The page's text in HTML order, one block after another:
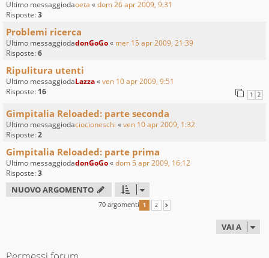
Ultimo messaggiodaoeta «dom 26 apr 2009, 9:31
Risposte:3
Problemi ricerca
Ultimo messaggiodadonGoGo« mer 15 apr 2009, 21:39
Risposte:6
Ripulitura utenti
Ultimo messaggiodaLazza«ven 10 apr 2009, 9:51
Risposte: 16 1 2
Gimpitalia Reloaded: parte seconda
Ultimo messaggiodaciocioneschi «ven 10 apr 2009, 1:32
Risposte:2
Gimpitalia Reloaded: parte prima
Ultimo messaggiodadonGoGo«dom 5 apr 2009, 16:12
Risposte:3
NUOVO ARGOMENTO
70 argomenti 1 2
VAI A